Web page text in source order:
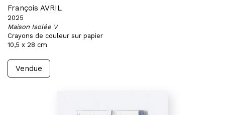
François AVRIL
2025
Maison Isolée V
Crayons de couleur sur papier
10,5 x 28 cm
Vendue